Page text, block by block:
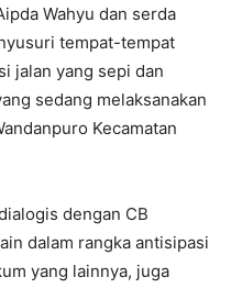
Wahyu dan serda
tempat-tempat
jalan yang sepi dan
sedang melaksanakan
Kecamatan
dengan CB
dalam rangka antisipasi
yang lainnya, juga